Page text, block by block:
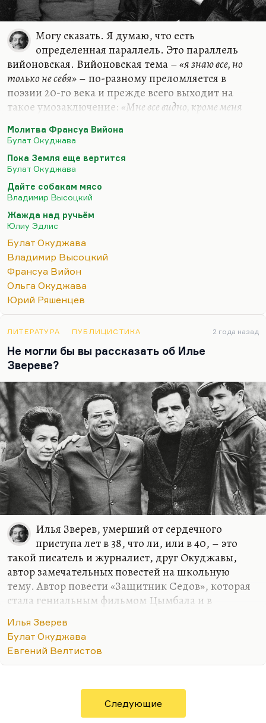
Могу сказать. Я думаю, что есть
определенная параллель. Это параллель
вийоновская. Вийоновская тема –«я знаю все, но
только не себя»– по-разному преломляется в
поэзии 20-го века и прежде всего выходит на
такое умозаключение: «Мне все видно, кроме меня
всех помолиться, кроме себя самого, потому что не
знаю, чего мне просить для себя».
Эта тема есть у Окуджавы. Конечно, он лукавил,
говоря, что «Молитва Франсуа Вийона» – это
молитва жене. Безусловно, Ольга Владимировна
сыграла в его жизни, в его творческом росте
огромную роль. Конечно, Ольга Владимировна
женщина поразительная, «зеленоглазый мой» –
понятный…
Молитва Франсуа Вийона
Булат Окуджава
Пока Земля еще вертится
Булат Окуджава
Дайте собакам мясо
Владимир Высоцкий
Жажда над ручьём
Юлиу Эдлис
Булат Окуджава
Владимир Высоцкий
Франсуа Вийон
Ольга Окуджава
Юрий Ряшенцев
ЛИТЕРАТУРА ПУБЛИЦИСТИКА 2 года назад
Не могли бы вы рассказать об Илье
Звереве?
Илья Зверев, умерший от сердечного
приступа лет в 38, что ли, или в 40, – это
такой писатель и журналист, друг Окуджавы,
автор замечательных повестей на школьную
тему. Автор повести «Защитник Седов», которая
стала гениальным фильмом Цымбала и в
журналистом, никогда не мог полностью
реализоваться как писатель. Он откладывал это
на потом, а в 38 лет оказалось, что этого потом у
чуток к эпохе. Ему мешал всегда
шестидесятнический идеализм на грани
конформизма. То есть он все понимал, но какие-
Илья Зверев
Булат Окуджава
Евгений Велтистов
Следующие